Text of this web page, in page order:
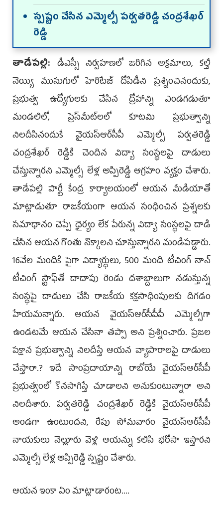
స్ప‌ష్టం చేసిన ఎమ్మెల్సీ ప‌ర్వ‌త‌రెడ్డి చంద్ర‌శేఖ‌ర్
రెడ్డి
తాడేప‌ల్లి: డీఎస్సీ నిర్వ‌హ‌ణ‌లో జ‌రిగిన‌ అక్ర‌మాలు, క‌ల్తీ
నెయ్యి ముసుగులో హెరిటేజ్ దోపిడీని ప్ర‌శ్నించినందుకు,
ప్ర‌భుత్వ ఉద్యోగులకు చేసిన ద్రోహాన్ని ఎండ‌గ‌డుతూ
మండ‌లిలో, ప్రెస్‌మీట్‌ల‌లో కూట‌మి ప్ర‌భుత్వాన్ని
నిల‌దీసినందుకే వైయ‌స్ఆర్‌సీపీ ఎమ్మెల్సీ ప‌ర్వ‌త‌రెడ్డి
చంద్ర‌శేఖ‌ర్‌ రెడ్డికి చెందిన విద్యా సంస్థ‌ల‌పై దాడులు
చేస్తున్నార‌ని ఎమ్మెల్సీ లేళ్ల అప్పిరెడ్డి ఆగ్ర‌హం వ్య‌క్తం చేశారు.
తాడేప‌ల్లి పార్టీ కేంద్ర కార్యాల‌యంలో ఆయ‌న మీడియాతో
మాట్లాడుతూ రాజ‌కీయంగా ఆయ‌న సంధించిన ప్రశ్న‌ల‌కు
స‌మాధానం చెప్పే ధైర్యం లేక పేరున్న‌ విద్యా సంస్థ‌ల‌పై దాడి
చేసిన ఆయ‌న గొంతు నొక్కాల‌ని చూస్తున్నార‌ని మండిప‌డ్డారు.
16వేల మందికి పైగా విద్యార్థులు, 500 మంది టీచింగ్ నాన్
టీచింగ్ స్టాఫ్‌తో దాదాపు రెండు ద‌శాబ్దాలుగా న‌డుస్తున్న
సంస్థ‌పై దాడులు చేసి రాజ‌కీయ క‌క్ష‌సాధింపుల‌కు దిగ‌డం
హేయ‌మన్నారు. ఆయ‌న వైయ‌స్ఆర్‌సీపీపీ ఎమ్మెల్సీగా
ఉండ‌ట‌మే ఆయ‌న చేసినా త‌ప్పా అని ప్ర‌శ్నించారు. ప్ర‌జ‌ల
ప‌క్షాన ప్ర‌భుత్వాన్ని నిల‌దీస్తే ఆయ‌న వ్యాపారాల‌పై దాడులు
చేస్తారా.? ఇదే సాంప్ర‌దాయాన్ని రాబోయే వైయ‌స్ఆర్‌సీపీ
ప్ర‌భుత్వంలో కొన‌సాగిస్తే చూడాల‌ని అనుకుంటున్నారా అని
నిల‌దీశారు. ప‌ర్వ‌త‌రెడ్డి చంద్ర‌శేఖ‌ర్ రెడ్డికి వైయ‌స్ఆర్‌సీపీ
అండ‌గా ఉంటుంద‌ని, రేపు సోమ‌వారం వైయ‌స్ఆర్‌సీపీ
నాయ‌కులు నెల్లూరు వెళ్లి ఆయన్ను క‌లిసి భ‌రోసా ఇస్తార‌ని
ఎమ్మెల్సీ లేళ్ల అప్పిరెడ్డి స్పష్టం చేశారు.
ఆయ‌న ఇంకా ఏం మాట్లాడారంట‌....